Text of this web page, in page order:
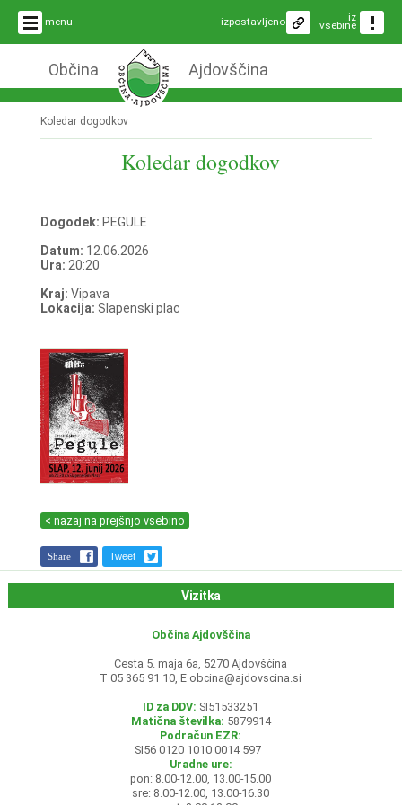
menu iz
vsebine
izpostavljeno
Občina Ajdovščina
Koledar dogodkov
Koledar dogodkov
Dogodek: PEGULE
Datum: 12.06.2026
Ura: 20:20
Kraj: Vipava
Lokacija: Slapenski plac
< nazaj na prejšnjo vsebino
Share Tweet
Vizitka
Občina Ajdovščina
Cesta 5. maja 6a, 5270 Ajdovščina
T 05 365 91 10, E obcina@ajdovscina.si
ID za DDV: SI51533251
Matična številka: 5879914
Podračun EZR:
SI56 0120 1010 0014 597
Uradne ure:
pon: 8.00-12.00, 13.00-15.00
sre: 8.00-12.00, 13.00-16.30